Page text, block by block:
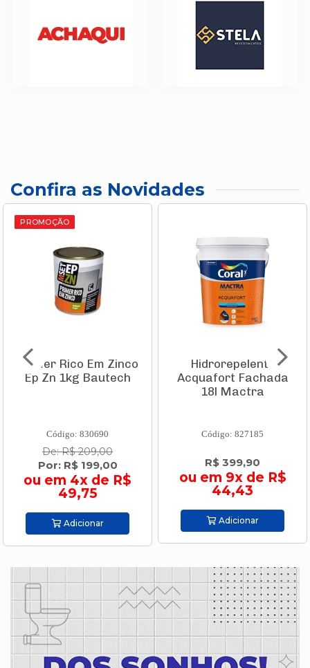
Confira as Novidades
PROMOÇÃO
Primer Rico Em Zinco
Ep Zn 1kg Bautech
Código: 830690
De: R$ 209,00
Por: R$ 199,00
ou em 4x de R$
49,75
Adicionar
Hidrorepelente
Acquafort Fachada
18l Mactra
Código: 827185
R$ 399,90
ou em 9x de R$
44,43
Adicionar